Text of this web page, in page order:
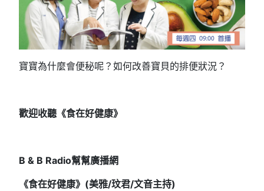
寶寶為什麼會便秘呢？如何改善寶貝的排便狀況？
歡迎收聽《食在好健康》
B & B Radio幫幫廣播網
《食在好健康》(美雅/玟君/文音主持)